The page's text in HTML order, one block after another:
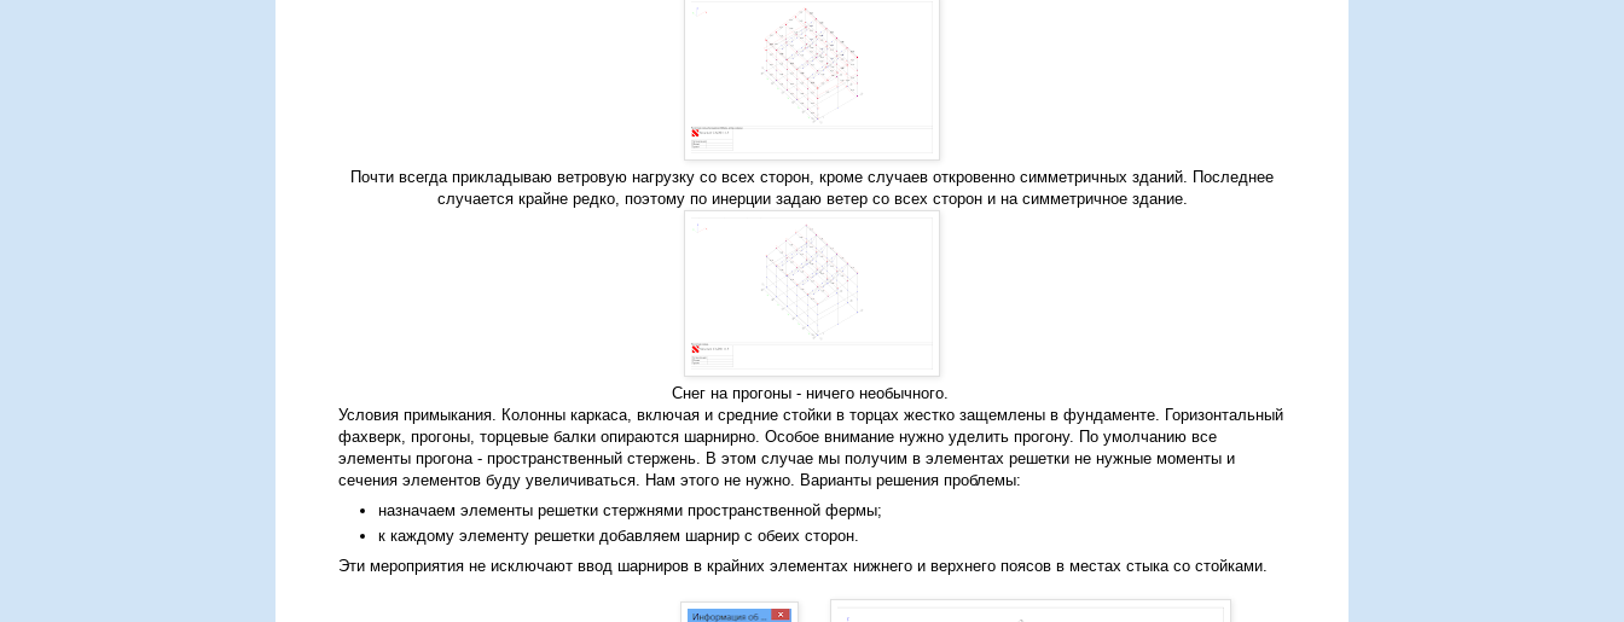
Почти всегда прикладываю ветровую нагрузку со всех сторон, кроме случаев откровенно симметричных зданий. Последнее
случается крайне редко, поэтому по инерции задаю ветер со всех сторон и на симметричное здание.
Снег на прогоны - ничего необычного.
Условия примыкания. Колонны каркаса, включая и средние стойки в торцах жестко защемлены в фундаменте. Горизонтальный
фахверк, прогоны, торцевые балки опираются шарнирно. Особое внимание нужно уделить прогону. По умолчанию все
элементы прогона - пространственный стержень. В этом случае мы получим в элементах решетки не нужные моменты и
сечения элементов буду увеличиваться. Нам этого не нужно. Варианты решения проблемы:
назначаем элементы решетки стержнями пространственной фермы;
к каждому элементу решетки добавляем шарнир с обеих сторон.
Эти мероприятия не исключают ввод шарниров в крайних элементах нижнего и верхнего поясов в местах стыка со стойками.